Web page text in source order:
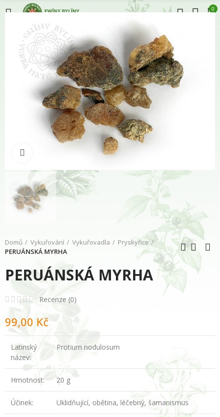
0
Domů Vykuřování Vykuřovadla
Pryskyřice
PERUÁNSKÁ MYRHA
PERUÁNSKÁ MYRHA
Recenze (0)
99,00 Kč
Latinský
název:
Protium nodulosum
Hmotnost: 20 g
Účinek: Uklidňující, obětina, léčebný, šamanismus